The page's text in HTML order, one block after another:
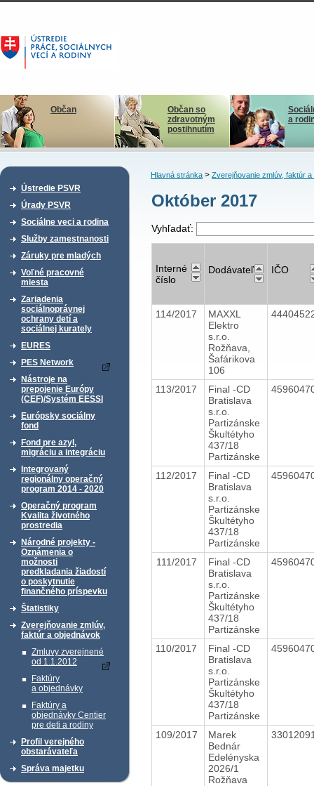
Občan
Občan so
zdravotným
postihnutím
a
Ústredie PSVR
Úrady PSVR
Sociálne veci a rodina
Služby zamestnanosti
Záruky pre mladých
Voľné pracovné
miesta
Zariadenia
sociálnoprávnej
ochrany detí a
sociálnej kurately
EURES
PES Network
Nástroje na
prepojenie Európy
(CEF)/Systém EESSI
Európsky sociálny
fond
Fond pre azyl,
migráciu a integráciu
Integrovaný
regionálny operačný
program 2014 - 2020
Operačný program
Kvalita životného
prostredia
Národné projekty -
Oznámenia o
možnosti
predkladania žiadostí
o poskytnutie
finančného príspevku
Štatistiky
Zverejňovanie zmlúv,
faktúr a objednávok
Zmluvy zverejnené
od 1.1.2012
Faktúry
a objednávky
Faktúry a
objednávky Centier
pre deti a rodiny
Profil verejného
obstarávateľa
Správa majetku
Hlavná stránka> Zverejňovanie zmlúv, faktúr a
Október 2017
Vyhľadať:
Interné
číslo
Dodávateľ IČO
114/2017
MAXXL
Elektro
s.r.o.
Rožňava,
Šafárikova
106
113/2017
Final -CD
Bratislava
s.r.o.
Partizánske
Škultétyho
437/18
Partizánske
112/2017
Final -CD
Bratislava
s.r.o.
Partizánske
Škultétyho
437/18
Partizánske
111/2017
Final -CD
Bratislava
s.r.o.
Partizánske
Škultétyho
437/18
Partizánske
110/2017
Final -CD
Bratislava
s.r.o.
Partizánske
Škultétyho
437/18
Partizánske
109/2017
Marek
Bednár
Edelényska
2026/1
Rožňava